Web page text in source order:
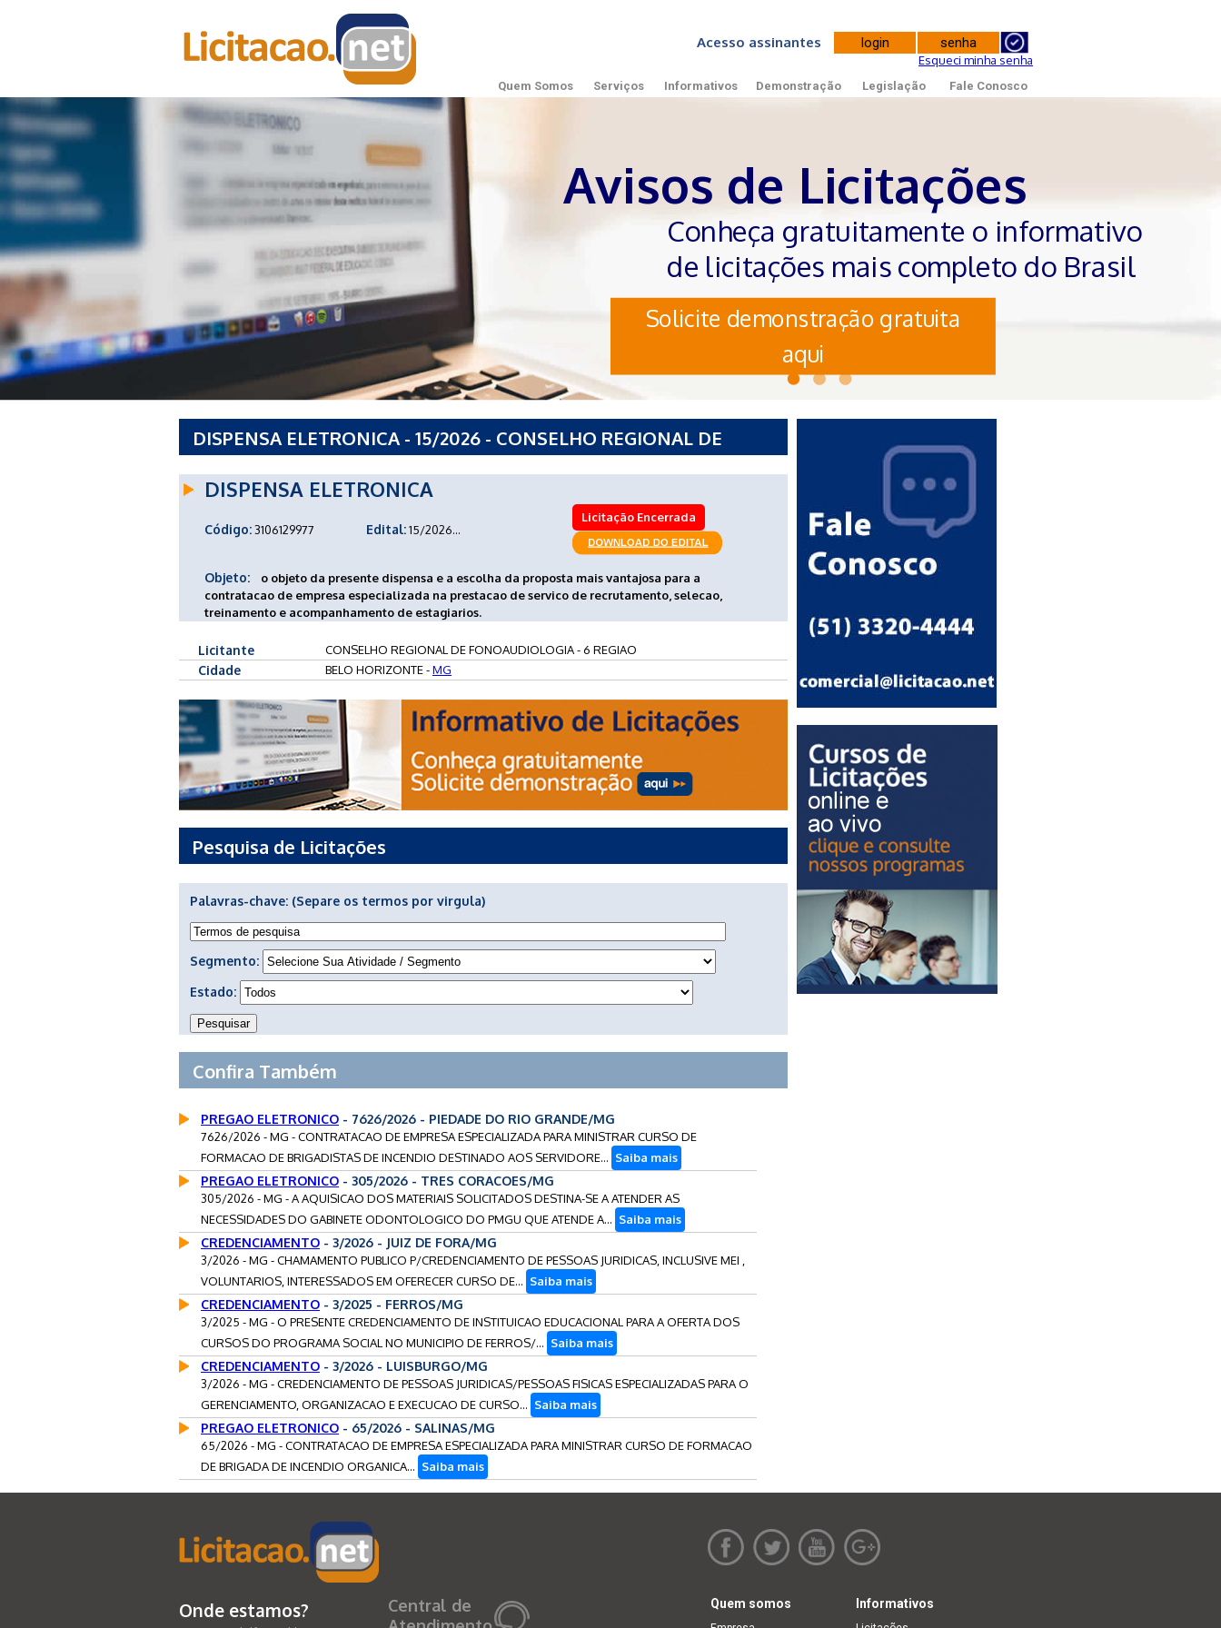
Acesso assinantes
Esqueci minha senha
Quem Somos Serviços Informativos Demonstração Legislação Fale Conosco
Avisos de Licitações
Conheça gratuitamente o informativo
de licitações mais completo do Brasil
Solicite demonstração gratuita
aqui
DISPENSA ELETRONICA - 15/2026 - CONSELHO REGIONAL DE
DISPENSA ELETRONICA
Código:3106129977 Edital:15/2026...
Licitação Encerrada
Objeto:
o objeto da presente dispensa e a escolha da proposta mais vantajosa para a
contratacao de empresa especializada na prestacao de servico de recrutamento, selecao,
treinamento e acompanhamento de estagiarios.
Licitante CONSELHO REGIONAL DE FONOAUDIOLOGIA - 6 REGIAO
Cidade BELO HORIZONTE -MG
Pesquisa de Licitações
Palavras-chave: (Separe os termos por virgula)
Segmento:
Estado:
Confira Também
PREGAO ELETRONICO - 7626/2026 - PIEDADE DO RIO GRANDE/MG
7626/2026 - MG - CONTRATACAO DE EMPRESA ESPECIALIZADA PARA MINISTRAR CURSO DE
FORMACAO DE BRIGADISTAS DE INCENDIO DESTINADO AOS SERVIDORE... Saiba mais
PREGAO ELETRONICO - 305/2026 - TRES CORACOES/MG
305/2026 - MG - A AQUISICAO DOS MATERIAIS SOLICITADOS DESTINA-SE A ATENDER AS
NECESSIDADES DO GABINETE ODONTOLOGICO DO PMGU QUE ATENDE A... Saiba mais
CREDENCIAMENTO - 3/2026 - JUIZ DE FORA/MG
3/2026 - MG - CHAMAMENTO PUBLICO P/CREDENCIAMENTO DE PESSOAS JURIDICAS, INCLUSIVE MEI ,
VOLUNTARIOS, INTERESSADOS EM OFERECER CURSO DE... Saiba mais
CREDENCIAMENTO - 3/2025 - FERROS/MG
3/2025 - MG - O PRESENTE CREDENCIAMENTO DE INSTITUICAO EDUCACIONAL PARA A OFERTA DOS
CURSOS DO PROGRAMA SOCIAL NO MUNICIPIO DE FERROS/... Saiba mais
CREDENCIAMENTO - 3/2026 - LUISBURGO/MG
3/2026 - MG - CREDENCIAMENTO DE PESSOAS JURIDICAS/PESSOAS FISICAS ESPECIALIZADAS PARA O
GERENCIAMENTO, ORGANIZACAO E EXECUCAO DE CURSO... Saiba mais
PREGAO ELETRONICO - 65/2026 - SALINAS/MG
65/2026 - MG - CONTRATACAO DE EMPRESA ESPECIALIZADA PARA MINISTRAR CURSO DE FORMACAO
DE BRIGADA DE INCENDIO ORGANICA... Saiba mais
Onde estamos?
Central de
Quem somos Informativos